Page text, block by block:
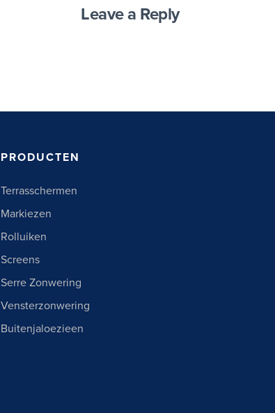
Leave a Reply
PRODUCTEN
Terrasschermen
Markiezen
Rolluiken
Screens
Serre Zonwering
Vensterzonwering
Buitenjaloezieen